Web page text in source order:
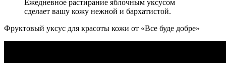
Ежедневное растирание яблочным уксусом
сделает вашу кожу нежной и бархатистой.
Фруктовый уксус для красоты кожи от «Все буде добре»